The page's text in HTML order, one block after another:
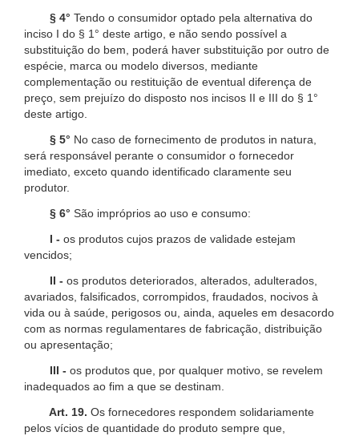
§ 4° Tendo o consumidor optado pela alternativa do
inciso I do § 1° deste artigo, e não sendo possível a
substituição do bem, poderá haver substituição por outro de
espécie, marca ou modelo diversos, mediante
complementação ou restituição de eventual diferença de
preço, sem prejuízo do disposto nos incisos II e III do § 1°
deste artigo.
§ 5° No caso de fornecimento de produtos in natura,
será responsável perante o consumidor o fornecedor
imediato, exceto quando identificado claramente seu
produtor.
§ 6° São impróprios ao uso e consumo:
I - os produtos cujos prazos de validade estejam
vencidos;
II - os produtos deteriorados, alterados, adulterados,
avariados, falsificados, corrompidos, fraudados, nocivos à
vida ou à saúde, perigosos ou, ainda, aqueles em desacordo
com as normas regulamentares de fabricação, distribuição
ou apresentação;
III - os produtos que, por qualquer motivo, se revelem
inadequados ao fim a que se destinam.
Art. 19. Os fornecedores respondem solidariamente
pelos vícios de quantidade do produto sempre que,